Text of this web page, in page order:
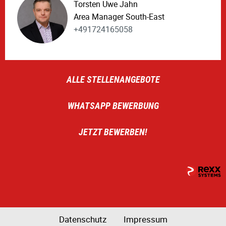
Torsten Uwe Jahn
Area Manager South-East
+491724165058
ALLE STELLENANGEBOTE
WHATSAPP BEWERBUNG
JETZT BEWERBEN!
Datenschutz Impressum